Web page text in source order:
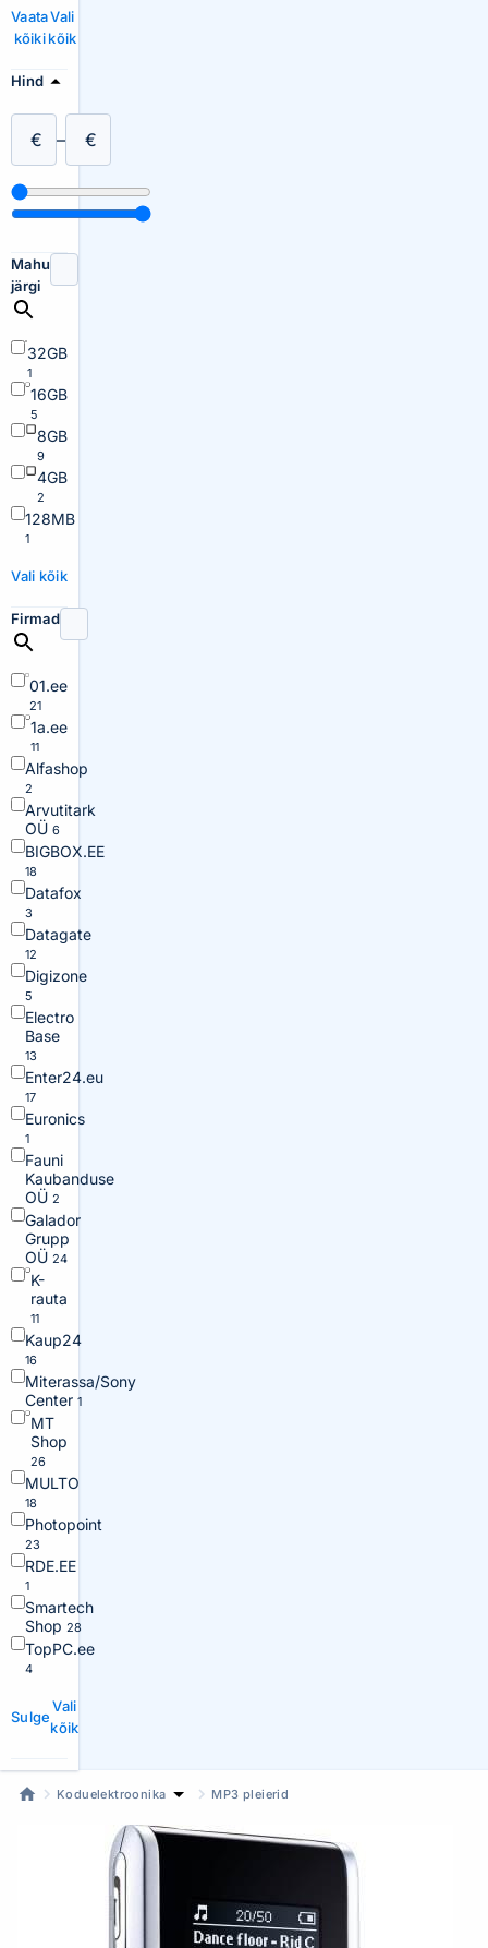
Vaata
kõiki
Vali
kõik
Hind
€ – €
Mahu
järgi
32GB
1
16GB
5
8GB
9
4GB
2
128MB
1
Vali kõik
Firmad
01.ee
21
1a.ee
11
Alfashop
2
Arvutitark
OÜ 6
BIGBOX.EE
18
Datafox
3
Datagate
12
Digizone
5
Electro
Base
13
Enter24.eu
17
Euronics
1
Fauni
Kaubanduse
OÜ 2
Galador
Grupp
OÜ 24
K-
rauta
11
Kaup24
16
Miterassa/Sony
Center 1
MT
Shop
26
MULTO
18
Photopoint
23
RDE.EE
1
Smartech
Shop 28
TopPC.ee
4
Sulge
Vali
kõik
Koduelektroonika MP3 pleierid